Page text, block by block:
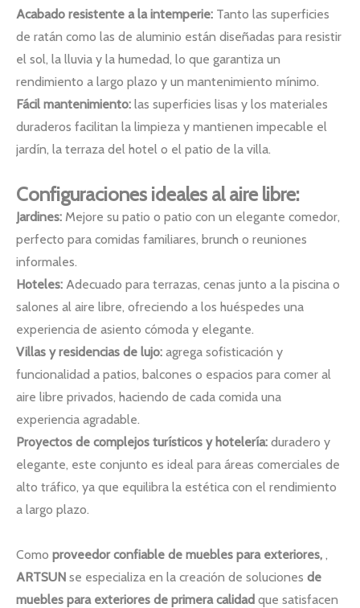
Acabado resistente a la intemperie: Tanto las superficies
de ratán como las de aluminio están diseñadas para resistir
el sol, la lluvia y la humedad, lo que garantiza un
rendimiento a largo plazo y un mantenimiento mínimo.
Fácil mantenimiento: las superficies lisas y los materiales
duraderos facilitan la limpieza y mantienen impecable el
jardín, la terraza del hotel o el patio de la villa.
Configuraciones ideales al aire libre:
Jardines: Mejore su patio o patio con un elegante comedor,
perfecto para comidas familiares, brunch o reuniones
informales.
Hoteles: Adecuado para terrazas, cenas junto a la piscina o
salones al aire libre, ofreciendo a los huéspedes una
experiencia de asiento cómoda y elegante.
Villas y residencias de lujo: agrega sofisticación y
funcionalidad a patios, balcones o espacios para comer al
aire libre privados, haciendo de cada comida una
experiencia agradable.
Proyectos de complejos turísticos y hotelería: duradero y
elegante, este conjunto es ideal para áreas comerciales de
alto tráfico, ya que equilibra la estética con el rendimiento
a largo plazo.
Como proveedor confiable de muebles para exteriores, ,
ARTSUN se especializa en la creación de soluciones de
muebles para exteriores de primera calidad que satisfacen